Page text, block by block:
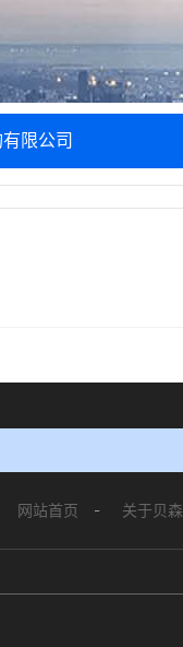
限公司
网站首页 关于贝森